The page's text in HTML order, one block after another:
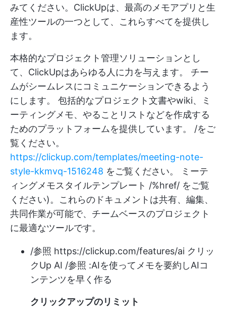
みてください。ClickUpは、最高のメモアプリと生
産性ツールの一つとして、これらすべてを提供し
ます。
本格的なプロジェクト管理ソリューションとし
て、ClickUpはあらゆる人に力を与えます。 チー
ムがシームレスにコミュニケーションできるよう
にします。
包括的なプロジェクト文書やwiki、ミ
ーティングメモ、やることリストなどを作成する
ためのプラットフォームを提供しています。 /をご
覧ください。
https://clickup.com/templates/meeting-note-
style-kkmvq-1516248 をご覧ください。 ミーテ
ィングメモスタイルテンプレート /%href/ をご覧
ください)。これらのドキュメントは共有、編集、
共同作業が可能で、チームベースのプロジェクト
に最適なツールです。
/参照 https://clickup.com/features/ai クリッ
クUp AI /参照 :AIを使ってメモを要約しAIコ
ンテンツを早く作る
クリックアップのリミット